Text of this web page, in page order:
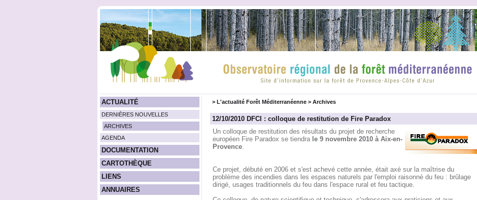
ACTUALITÉ
DERNIÈRES NOUVELLES
ARCHIVES
AGENDA
DOCUMENTATION
CARTOTHÈQUE
LIENS
ANNUAIRES
> L'actualité Forêt Méditerranéenne> Archives
12/10/2010 DFCI : colloque de restitution de Fire Paradox
Un colloque de restitution des résultats du projet de recherche
européen Fire Paradox se tiendra le 9 novembre 2010 à Aix-en-
Provence.
Ce projet, débuté en 2006 et s'est achevé cette année, était axé sur la maîtrise du
problème des incendies dans les espaces naturels par l'emploi raisonné du feu : brûlage
dirigé, usages traditionnels du feu dans l'espace rural et feu tactique.